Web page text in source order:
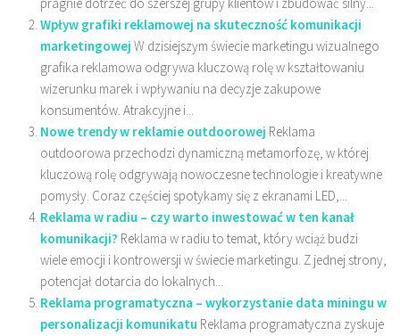
Wpływ grafiki reklamowej na skuteczność komunikacji
marketingowej W dzisiejszym świecie marketingu wizualnego
grafika reklamowa odgrywa kluczową rolę w kształtowaniu
wizerunku marek i wpływaniu na decyzje zakupowe
konsumentów. Atrakcyjne i...
Nowe trendy w reklamie outdoorowej Reklama
outdoorowa przechodzi dynamiczną metamorfozę, w której
kluczową rolę odgrywają nowoczesne technologie i kreatywne
pomysły. Coraz częściej spotykamy się z ekranami LED,...
Reklama w radiu – czy warto inwestować w ten kanał
komunikacji? Reklama w radiu to temat, który wciąż budzi
wiele emocji i kontrowersji w świecie marketingu. Z jednej strony,
potencjał dotarcia do lokalnych...
Reklama programatyczna – wykorzystanie data miningu w
personalizacji komunikatu Reklama programatyczna zyskuje